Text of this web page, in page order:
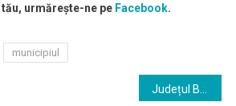
urmărește-ne pe Facebook.
municipiul